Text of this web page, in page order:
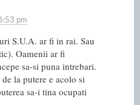
pm
S.U.A. ar fi in rai. Sau
Oamenii ar fi
sa-si puna intrebari.
la putere e acolo si
sa-i tina ocupati